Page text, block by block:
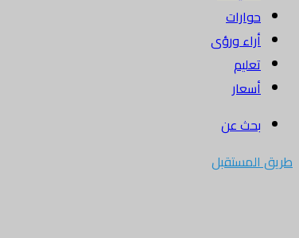
حوارات
أراء ورؤى
تعليم
أسعار
بحث عن
طريق المستقبل